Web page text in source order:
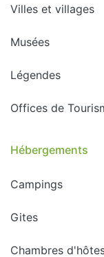
Villes et villages
Musées
Légendes
Offices de
Hébergements
Campings
Gites
Chambres